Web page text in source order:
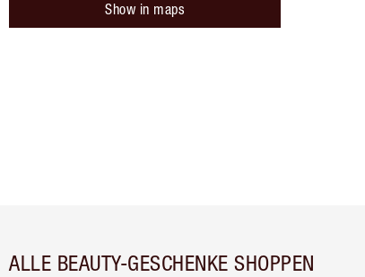
Show in maps
ALLE BEAUTY-GESCHENKE SHOPPEN